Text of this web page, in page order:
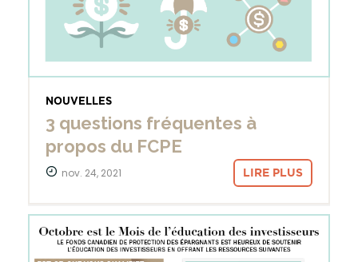
NOUVELLES
3 questions fréquentes à
propos du FCPE
nov. 24, 2021 LIRE PLUS